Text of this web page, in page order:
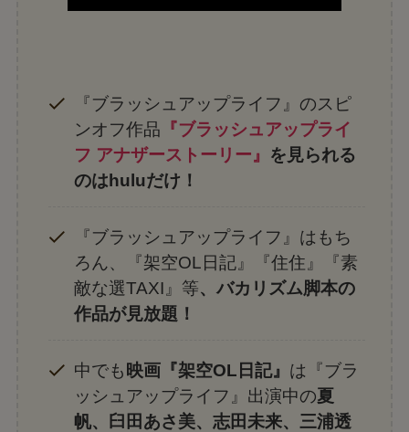
『ブラッシュアップライフ』のスピ
ンオフ作品 『ブラッシュアップライ
フ アナザーストーリー』 を見られる
のはhuluだけ！
『ブラッシュアップライフ』はもち
ろん、『架空OL日記』『住住』『素
敵な選TAXI』等、バカリズム脚本の
作品が見放題！
中でも映画『架空OL日記』 は『ブラ
ッシュアップライフ』出演中の夏
帆、臼田あさ美、志田未来、三浦透